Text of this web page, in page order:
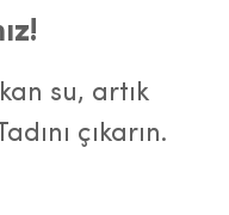
su, artık
çıkarın.